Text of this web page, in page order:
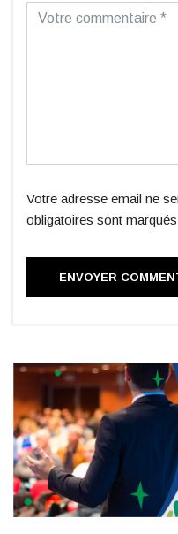
Votre adresse email ne
obligatoires sont
ENVOYER